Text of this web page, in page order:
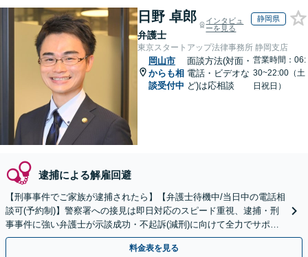
日野 卓郎
弁護士
インタビュ
ーを見る
静岡県
東京スタートアップ法律事務所 静岡支店
岡山市
からも相
談受付中
面談方法(対面・
電話・ビデオな
ど)は応相談
営業時間：06:
30~22:00（土
日祝日）
逮捕による解雇回避
【刑事事件でご家族が逮捕されたら】【弁護士待機中/当日中の電話相
談可(予約制)】警察署への接見は即日対応のスピード重視、逮捕・刑
事事件に強い弁護士が示談成功・不起訴(減刑)に向けて全力でサポー
トします。【加害者側の相談専門】
料金表を見る